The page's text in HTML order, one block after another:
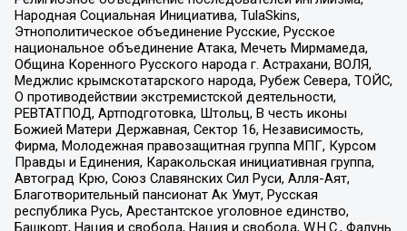
Народная Социальная Инициатива, TulaSkins,
Этнополитическое объединение Русские, Русское
национальное объединение Атака, Мечеть Мирмамеда,
Община Коренного Русского народа г. Астрахани, ВОЛЯ,
Меджлис крымскотатарского народа, Рубеж Севера, ТОЙС,
О противодействии экстремистской деятельности,
РЕВТАТПОД, Артподготовка, Штольц, В честь иконы
Божией Матери Державная, Сектор 16, Независимость,
Фирма, Молодежная правозащитная группа МПГ, Курсом
Правды и Единения, Каракольская инициативная группа,
Автоград Крю, Союз Славянских Сил Руси, Алля-Аят,
Благотворительный пансионат Ак Умут, Русская
республика Русь, Арестантское уголовное единство,
Башкорт, Нация и свобода, Нация и свобода, W.H.С., Фалунь